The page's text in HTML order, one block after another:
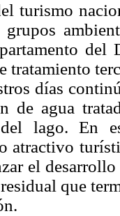
turismo
tratamiento
días
de agua
del lago. En
atractivo
el
que